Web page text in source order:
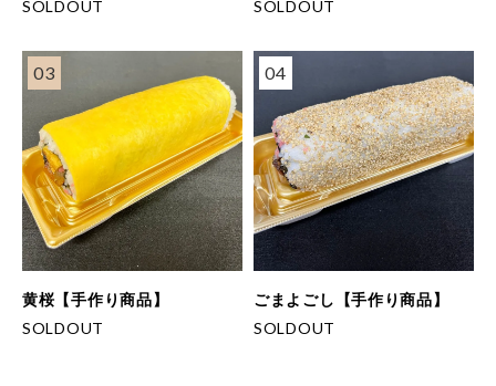
SOLDOUT
SOLDOUT
03
黄桜【手作り商品】
SOLDOUT
04
ごまよごし【手作り商品】
SOLDOUT